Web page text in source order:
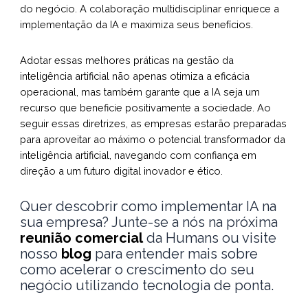
do negócio. A colaboração multidisciplinar enriquece a
implementação da IA e maximiza seus benefícios.
Adotar essas melhores práticas na gestão da
inteligência artificial não apenas otimiza a eficácia
operacional, mas também garante que a IA seja um
recurso que beneficie positivamente a sociedade. Ao
seguir essas diretrizes, as empresas estarão preparadas
para aproveitar ao máximo o potencial transformador da
inteligência artificial, navegando com confiança em
direção a um futuro digital inovador e ético.
Quer descobrir como implementar IA na
sua empresa? Junte-se a nós na próxima
reunião comercialda Humans ou visite
nosso blog para entender mais sobre
como acelerar o crescimento do seu
negócio utilizando tecnologia de ponta.